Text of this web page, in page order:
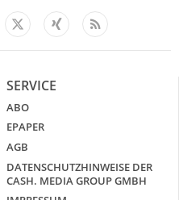
X
Xing Feed
SERVICE
ABO
EPAPER
AGB
DATENSCHUTZHINWEISE DER
CASH. MEDIA GROUP GMBH